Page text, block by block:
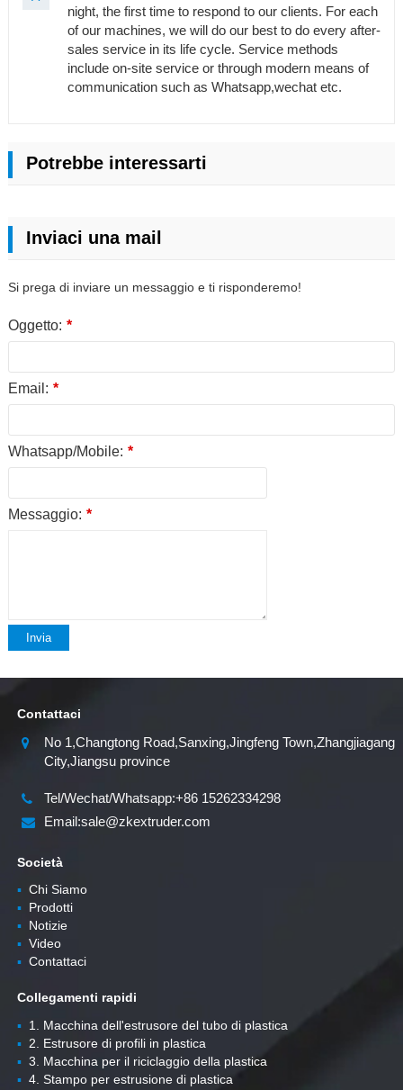
night, the first time to respond to our clients. For each
of our machines, we will do our best to do every after-
sales service in its life cycle. Service methods
include on-site service or through modern means of
communication such as Whatsapp,wechat etc.
Potrebbe interessarti
Inviaci una mail
Si prega di inviare un messaggio e ti risponderemo!
Oggetto: *
Email: *
Whatsapp/Mobile: *
Messaggio: *
Invia
Contattaci
No 1,Changtong Road,Sanxing,Jingfeng Town,Zhangjiagang
City,Jiangsu province
Tel/Wechat/Whatsapp:+86 15262334298
Email:sale@zkextruder.com
Società
▪Chi Siamo
▪Prodotti
▪Notizie
▪Video
▪Contattaci
Collegamenti rapidi
▪1. Macchina dell'estrusore del tubo di plastica
▪2. Estrusore di profili in plastica
▪3. Macchina per il riciclaggio della plastica
▪4. Stampo per estrusione di plastica